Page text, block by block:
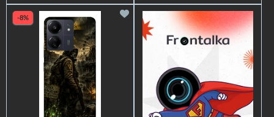
-8%